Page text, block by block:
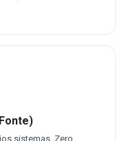
sistemas. Zero